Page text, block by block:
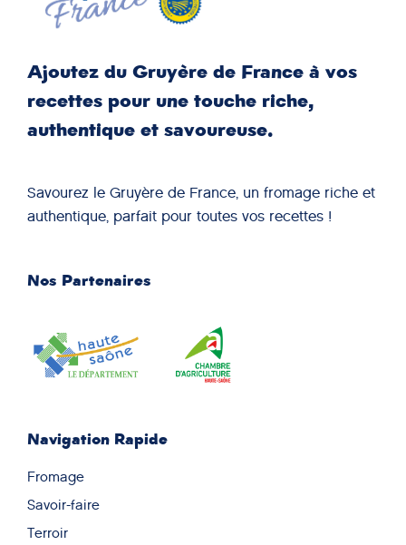
Ajoutez du Gruyère de France à vos
recettes pour une touche riche,
authentique et savoureuse.
Savourez le Gruyère de France, un fromage riche et
authentique, parfait pour toutes vos recettes !
Nos Partenaires
Navigation Rapide
Fromage
Savoir-faire
Terroir